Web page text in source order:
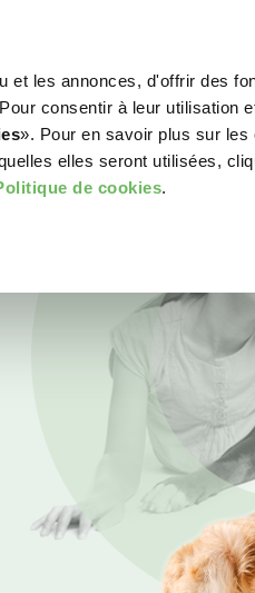
et les annonces, d'offrir des
consentir à leur utilisation
». Pour en savoir plus sur les
elles seront utilisées,
de cookies.
POUR VOTRE CHIEN